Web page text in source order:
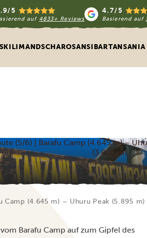
5
auf 4833+ Reviews
4.7/5
Basierend auf
KILIMANDSCHAROSANSIBARTANSANIA
(5/6) | Barafu Camp (4.645 m) –
(3.820 m)
Camp (4.645 m) – Uhuru Peak (5.895
Barafu Camp auf zum Gipfel des